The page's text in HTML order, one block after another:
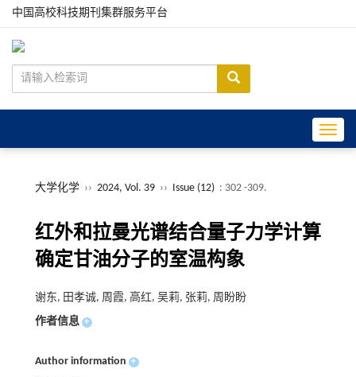
中国高校科技期刊集群服务平台
大学化学 ›› 2024, Vol. 39 ›› Issue (12) : 302 -309.
红外和拉曼光谱结合量子力学计算
确定甘油分子的室温构象
谢东, 田孝诚, 周霞, 高红, 吴莉, 张莉, 周盼盼
作者信息 +
Author information +